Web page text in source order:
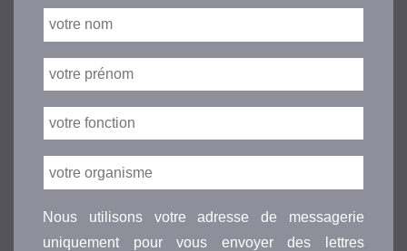
Nous utilisons votre adresse de messagerie
uniquement pour vous envoyer des lettres